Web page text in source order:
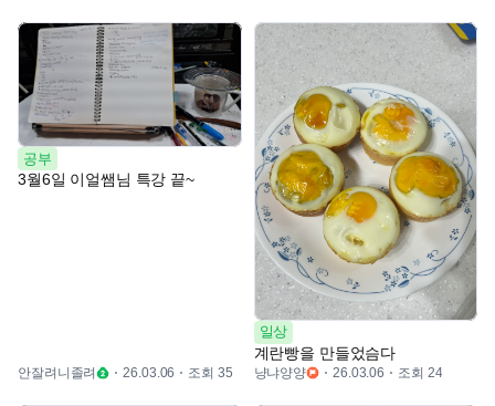
공부
3월6일 이얼쌤님 특강 끝~
안잘려니졸려 26.03.06 조회 35
일상
계란빵을 만들었슴다
냥냐양양 26.03.06 조회 24